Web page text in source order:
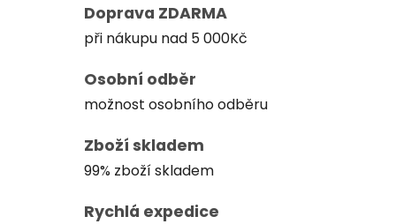
Doprava ZDARMA
při nákupu nad 5 000Kč
Osobní odběr
možnost osobního odběru
Zboží skladem
99% zboží skladem
Rychlá expedice